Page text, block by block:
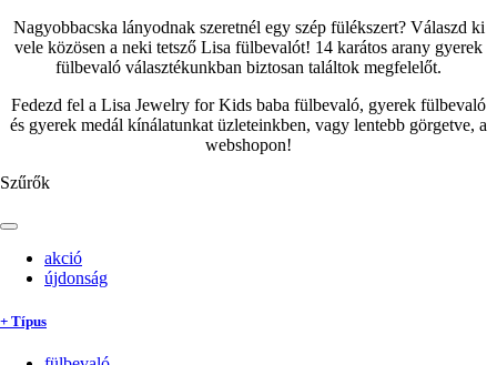
Nagyobbacska lányodnak szeretnél egy szép fülékszert? Válaszd ki
vele közösen a neki tetsző Lisa fülbevalót! 14 karátos arany gyerek
fülbevaló választékunkban biztosan találtok megfelelőt.
Fedezd fel a Lisa Jewelry for Kids baba fülbevaló, gyerek fülbevaló
és gyerek medál kínálatunkat üzleteinkben, vagy lentebb görgetve, a
webshopon!
Szűrők
akció
újdonság
+ Típus